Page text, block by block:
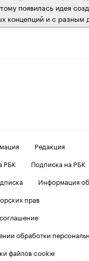
появилась идея
концепций и с разным
Редакция
РБК
Подписка на РБК
Информация
прав
обработки
файлов cookie